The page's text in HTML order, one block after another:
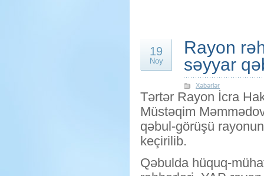
19
Noy
Rayon
səyyar
Xəbərlər
Tərtər Rayon İcra
Müstəqim
qəbul-görüşü
keçirilib.
Qəbulda hüquq-